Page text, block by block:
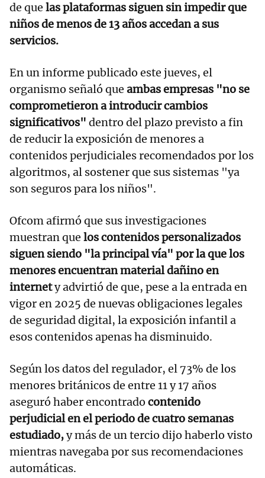
de que las plataformas siguen sin impedir que
niños de menos de 13 años accedan a sus
servicios.
En un informe publicado este jueves, el
organismo señaló que ambas empresas "no se
comprometieron a introducir cambios
significativos" dentro del plazo previsto a fin
de reducir la exposición de menores a
contenidos perjudiciales recomendados por los
algoritmos, al sostener que sus sistemas "ya
son seguros para los niños".
Ofcom afirmó que sus investigaciones
muestran que los contenidos personalizados
siguen siendo "la principal vía" por la que los
menores encuentran material dañino en
internety advirtió de que, pese a la entrada en
vigor en 2025 de nuevas obligaciones legales
de seguridad digital, la exposición infantil a
esos contenidos apenas ha disminuido.
Según los datos del regulador, el 73% de los
menores británicos de entre 11 y 17 años
aseguró haber encontrado contenido
perjudicial en el periodo de cuatro semanas
estudiado,y más de un tercio dijo haberlo visto
mientras navegaba por sus recomendaciones
automáticas.